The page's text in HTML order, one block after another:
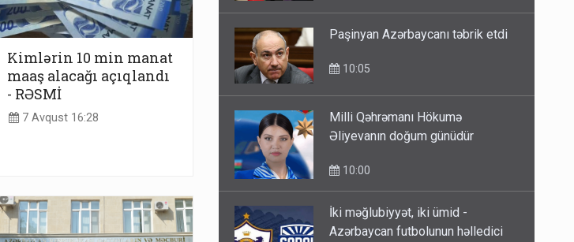
Kimlərin 10 min manat
maaş alacağı açıqlandı
- RƏSMİ
7 Avqust 16:28
Paşinyan Azərbaycanı təbrik etdi
10:05
Milli Qəhrəmanı Hökumə
Əliyevanın doğum günüdür
10:00
İki məğlubiyyət, iki ümid -
Azərbaycan futbolunun həlledici